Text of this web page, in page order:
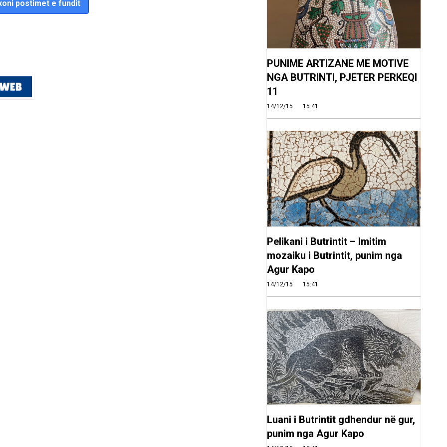
postimet e fundit
PUNIME ARTIZANE ME MOTIVE
NGA BUTRINTI, PJETER PERKEQI
11
14/12/15 15:41
Pelikani i Butrintit – Imitim
mozaiku i Butrintit, punim nga
Agur Kapo
14/12/15 15:41
Luani i Butrintit gdhendur në gur,
punim nga Agur Kapo